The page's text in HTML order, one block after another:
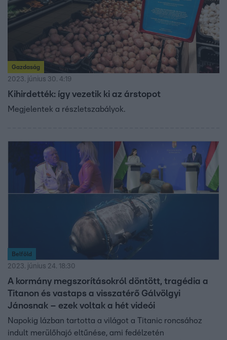
Gazdaság
2023. június 30. 4:19
Kihirdették: így vezetik ki az árstopot
Megjelentek a részletszabályok.
Belföld
2023. június 24. 18:30
A kormány megszorításokról döntött, tragédia a
Titanon és vastaps a visszatérő Gálvölgyi
Jánosnak – ezek voltak a hét videói
Napokig lázban tartotta a világot a Titanic roncsához
indult merülőhajó eltűnése, ami fedélzetén